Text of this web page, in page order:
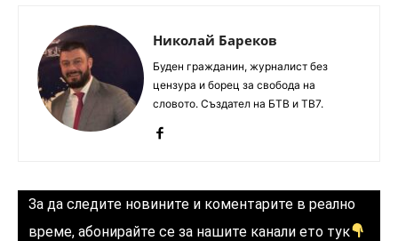
Николай Бареков
Буден гражданин, журналист без
цензура и борец за свобода на
словото. Създател на БТВ и ТВ7.
За да следите новините и коментарите в реално
време, абонирайте се за нашите канали ето тук